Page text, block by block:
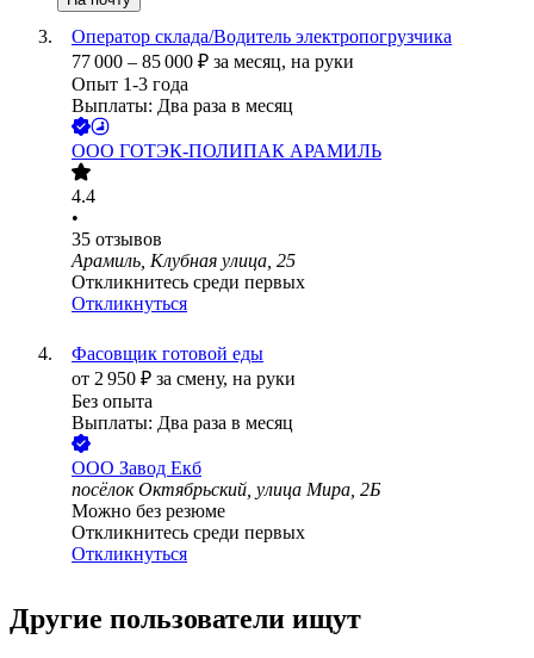
Оператор склада/Водитель электропогрузчика
77 000 – 85 000 ₽ за месяц, на руки
Опыт 1-3 года
Выплаты: Два раза в месяц
ООО ГОТЭК-ПОЛИПАК АРАМИЛЬ
4.4
•
35 отзывов
Арамиль, Клубная улица, 25
Откликнитесь среди первых
Откликнуться
Фасовщик готовой еды
от 2 950 ₽ за смену, на руки
Без опыта
Выплаты: Два раза в месяц
ООО Завод Екб
посёлок Октябрьский, улица Мира, 2Б
Можно без резюме
Откликнитесь среди первых
Откликнуться
Другие пользователи ищут